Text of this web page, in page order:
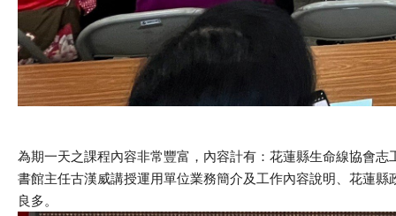
為期一天之課程內容非常豐富，內容計有：花蓮縣生命線協會
書館主任古漢威講授運用單位業務簡介及工作內容說明、花蓮
良多。